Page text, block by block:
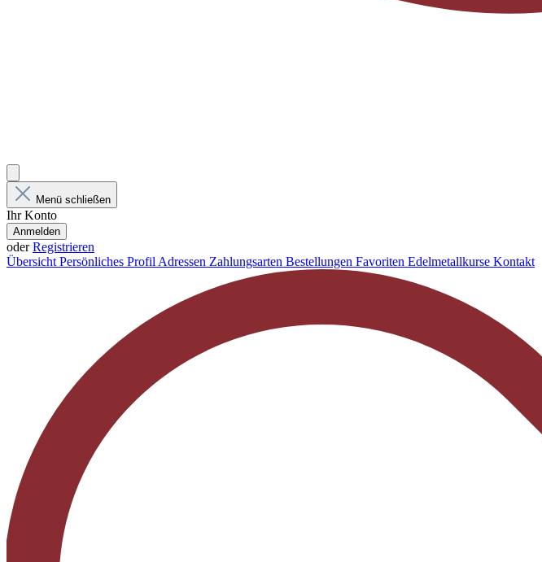
Menü schließen
Ihr Konto
Anmelden
oderRegistrieren
Übersicht Persönliches Profil Adressen Zahlungsarten Bestellungen Favoriten Edelmetallkurse Kontakt